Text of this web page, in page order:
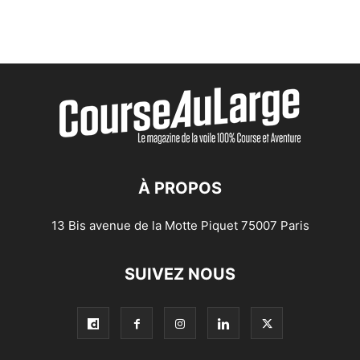
À PROPOS
13 Bis avenue de la Motte Piquet 75007 Paris
SUIVEZ NOUS